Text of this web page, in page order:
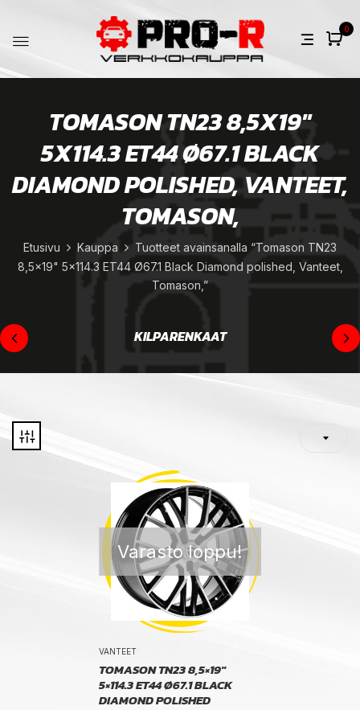
0
TOMASON TN23 8,5X19"
5X114.3 ET44 Ø67.1 BLACK
DIAMOND POLISHED, VANTEET,
TOMASON,
Etusivu Kauppa
Tuotteet avainsanalla “Tomason TN23
8,5x19" 5x114.3 ET44 Ø67.1 Black Diamond polished, Vanteet,
Tomason,”
KILPARENKAAT
Varasto loppu!
VANTEET
TOMASON TN23 8,5×19″
5×114.3 ET44 Ø67.1 BLACK
DIAMOND POLISHED